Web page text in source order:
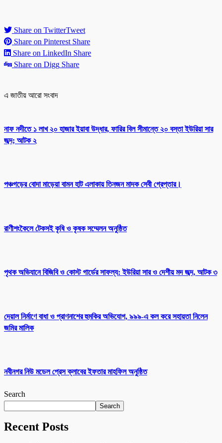
Share on TwitterTweet
Share on Pinterest Share
Share on LinkedIn Share
Share on Digg Share
এ জাতীয় আরো সংবাদ
নাফ নদীতে ১ লাখ ২০ হাজার ইয়াবা উদ্ধার, ফারির বিল সীমান্তে ২০ বস্তা ইউরিয়া সার
জব্দ; আটক ২
পঞ্চগড়ের বোদা মাড়েয়া বামন হাট এলাকায় তিনজন মাদক সেবী গ্রেপ্তার।
রাণীশংকৈলে টেকসই কৃষি ও কৃষক সম্মেলন অনুষ্ঠিত
পৃথক অভিযানে বিজিবি ও কোস্ট গার্ডের সাফল্য: ইউরিয়া সার ও দেশীয় মদ জব্দ, আটক ৩
দেয়াল নির্মাণে বাধা ও প্রাণনাশের হুমকির অভিযোগ, ৯৯৯-এ কল করে সহায়তা নিলেন
জমির মালিক
নবীনগর নিউ মডেল প্রেস ক্লাবের ইফতার মাহফিল অনুষ্ঠিত
Search
Search
Recent Posts